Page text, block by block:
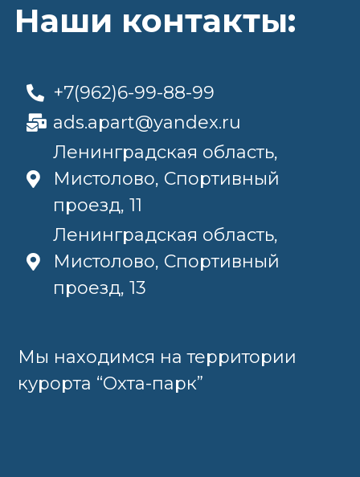
Наши контакты:
+7(962)6-99-88-99
ads.apart@yandex.ru
Ленинградская область,
Мистолово, Спортивный
проезд, 11
Ленинградская область,
Мистолово, Спортивный
проезд, 13
Мы находимся на территории
курорта “Охта-парк”